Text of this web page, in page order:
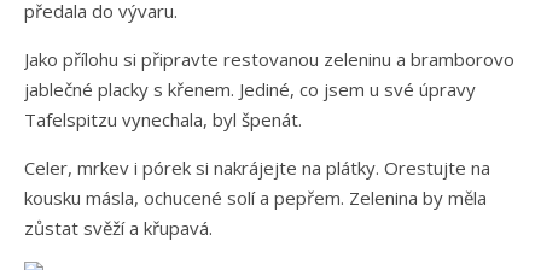
předala do vývaru.
Jako přílohu si připravte restovanou zeleninu a bramborovo
jablečné placky s křenem. Jediné, co jsem u své úpravy
Tafelspitzu vynechala, byl špenát.
Celer, mrkev i pórek si nakrájejte na plátky. Orestujte na
kousku másla, ochucené solí a pepřem. Zelenina by měla
zůstat svěží a křupavá.